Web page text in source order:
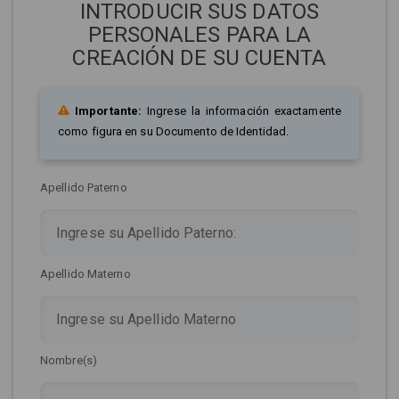
INTRODUCIR SUS DATOS
PERSONALES PARA LA
CREACIÓN DE SU CUENTA
Importante: Ingrese la información exactamente
como figura en su Documento de Identidad.
Apellido Paterno
Apellido Materno
Nombre(s)